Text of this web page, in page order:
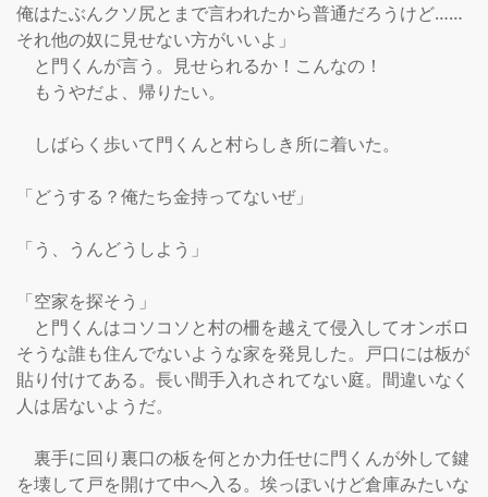
俺はたぶんクソ尻とまで言われたから普通だろうけど……
それ他の奴に見せない方がいいよ」
と門くんが言う。見せられるか！こんなの！
もうやだよ、帰りたい。
しばらく歩いて門くんと村らしき所に着いた。
「どうする？俺たち金持ってないぜ」
「う、うんどうしよう」
「空家を探そう」
と門くんはコソコソと村の柵を越えて侵入してオンボロ
そうな誰も住んでないような家を発見した。戸口には板が
貼り付けてある。長い間手入れされてない庭。間違いなく
人は居ないようだ。
裏手に回り裏口の板を何とか力任せに門くんが外して鍵
を壊して戸を開けて中へ入る。埃っぽいけど倉庫みたいな